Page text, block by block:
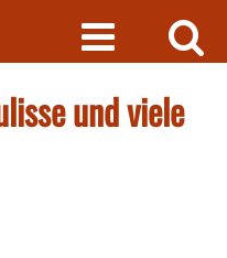
und viele